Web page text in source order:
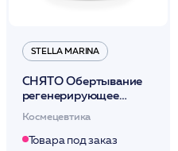
STELLA MARINA
СНЯТО Обертывание
регенерирующее
«NutriAge» (термически
нейтральное для тела)
500мл /Stella Marina*
Космецевтика
Товара под заказ